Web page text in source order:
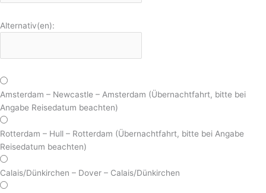
Alternativ(en):
Amsterdam – Newcastle – Amsterdam (Übernachtfahrt, bitte bei
Angabe Reisedatum beachten)
Rotterdam – Hull – Rotterdam (Übernachtfahrt, bitte bei Angabe
Reisedatum beachten)
Calais/Dünkirchen – Dover – Calais/Dünkirchen